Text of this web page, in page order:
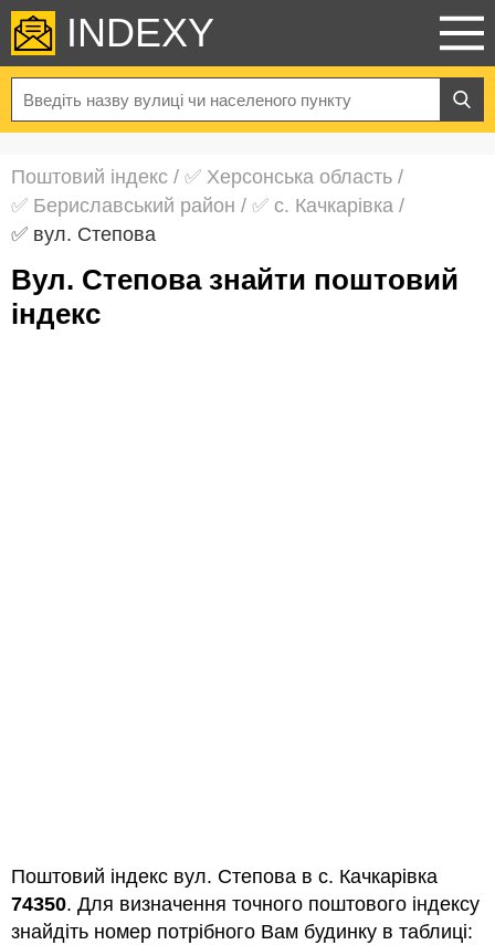
INDEXY
Поштовий індекс / ✅ Херсонська область /
✅ Бериславський район / ✅ с. Качкарівка /
✅ вул. Степова
вул. Степова знайти поштовий
індекс
Поштовий індекс вул. Степова в с. Качкарівка
74350. Для визначення точного поштового індексу
знайдіть номер потрібного Вам будинку в таблиці: